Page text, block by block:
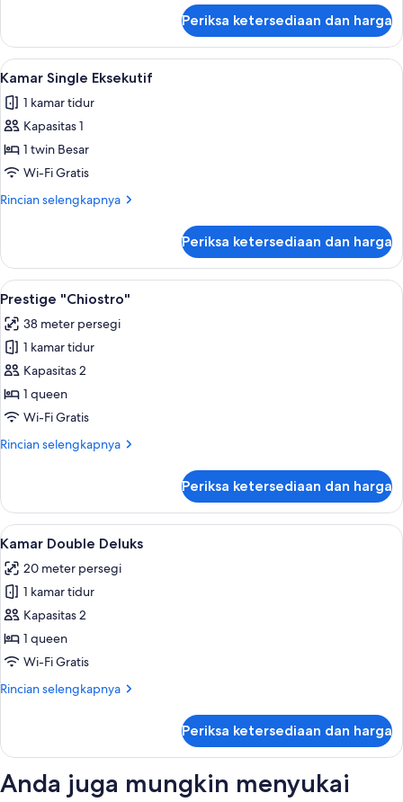
Prestige
Deluxe
"Savelli"
Periksa ketersediaan dan harga
Lihat
semua
foto
untuk
Kamar
Single
Eksekutif
Minibar, brankas, meja kerja, dan Wi-
4
Kamar Single Eksekutif
1 kamar tidur
Kapasitas 1
1 twin Besar
Wi-Fi Gratis
Rincian selengkapnya
Rincian
Kamar
Single
Eksekutif
Periksa ketersediaan dan harga
Lihat
semua
foto
untuk
Prestige
"Chiostro"
Prestige "Chiostro" | Minibar,
5
Prestige "Chiostro"
38 meter persegi
1 kamar tidur
Kapasitas 2
1 queen
Wi-Fi Gratis
Rincian selengkapnya
Rincian
Prestige
"Chiostro"
Periksa ketersediaan dan harga
Lihat
semua
foto
untuk
Kamar
Double
Deluks
Minibar, brankas, meja kerja, dan Wi-
2
Kamar Double Deluks
20 meter persegi
1 kamar tidur
Kapasitas 2
1 queen
Wi-Fi Gratis
Rincian selengkapnya
Rincian
Kamar
Deluks
Periksa ketersediaan dan harga
Anda juga mungkin menyukai